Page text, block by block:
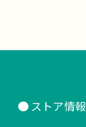
ストア情報